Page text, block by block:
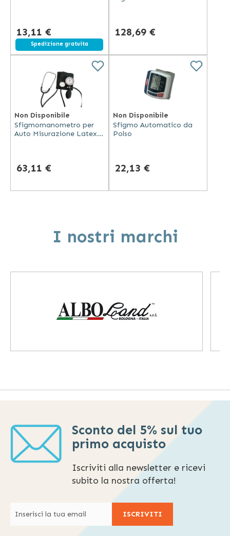
13,11 €
Spedizione gratuita
128,69 €
Non Disponibile
Sfigmomanometro per
Auto Misurazione Latex
63,11 €
Non Disponibile
Sfigmo Automatico da
Polso
22,13 €
I nostri marchi
Sconto del 5% sul tuo
primo acquisto
Iscriviti alla newsletter e ricevi
subito la nostra offerta!
ISCRIVITI